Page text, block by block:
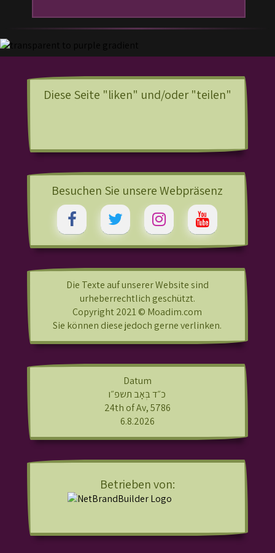
Diese Seite "liken" und/oder "teilen"
Besuchen Sie unsere Webpräsenz
Die Texte auf unserer Website sind
urheberrechtlich geschützt.
Copyright 2021 © Moadim.com
Sie können diese jedoch gerne verlinken.
Datum
כ״ד בְּאָב תשפ״ו
24th of Av, 5786
6.8.2026
Betrieben von: